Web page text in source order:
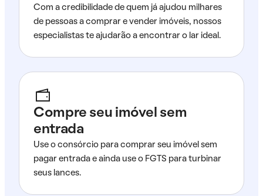
Com a credibilidade de quem já ajudou milhares
de pessoas a comprar e vender imóveis, nossos
especialistas te ajudarão a encontrar o lar ideal.
Compre seu imóvel sem
entrada
Use o consórcio para comprar seu imóvel sem
pagar entrada e ainda use o FGTS para turbinar
seus lances.